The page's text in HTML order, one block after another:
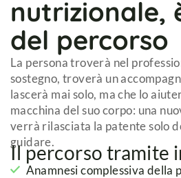
nutrizionale,
del percorso
La persona troverà nel
sostegno, troverà un
lascerà mai solo, ma che lo
macchina del suo corpo: una
verrà rilasciata la patente solo
guidare.
Il percorso tramite
Anamnesi complessiva della